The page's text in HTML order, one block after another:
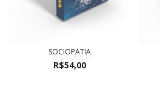
SOCIOPATIA
R$54,00